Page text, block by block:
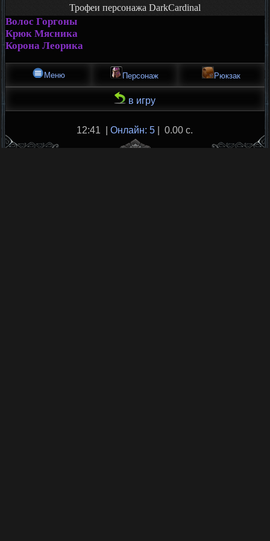
Трофеи персонажа DarkCardinal
Волос Горгоны
Крюк Мясника
Корона Леорика
Меню Персонаж Рюкзак
в игру
12:41 |Онлайн: 5 | 0.00 с.